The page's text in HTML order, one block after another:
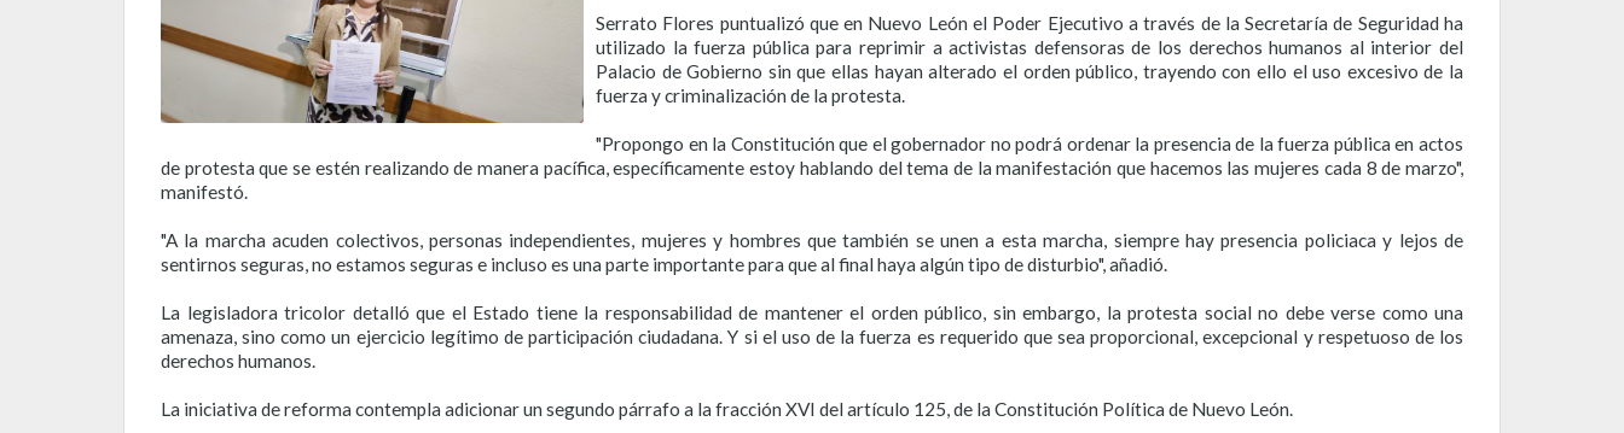
Serrato Flores puntualizó que en Nuevo León el Poder Ejecutivo a través de la Secretaría de Seguridad ha
utilizado la fuerza pública para reprimir a activistas defensoras de los derechos humanos al interior del
Palacio de Gobierno sin que ellas hayan alterado el orden público, trayendo con ello el uso excesivo de la
fuerza y criminalización de la protesta.
"Propongo en la Constitución que el gobernador no podrá ordenar la presencia de la fuerza pública en actos
de protesta que se estén realizando de manera pacífica, específicamente estoy hablando del tema de la manifestación que hacemos las mujeres cada 8 de marzo",
manifestó.
"A la marcha acuden colectivos, personas independientes, mujeres y hombres que también se unen a esta marcha siempre hay presencia policiaca y lejos de
sentirnos seguras, no estamos seguras e incluso es una parte importante para que al final haya algún tipo de disturbio", añadió.
La legisladora tricolor detalló que el Estado tiene la responsabilidad de mantener el orden público, sin embargo, la protesta social no debe verse como una
amenaza, sino como un ejercicio legítimo de participación ciudadana. Y si el uso de la fuerza es requerido que sea proporcional, excepcional y respetuoso de los
derechos humanos.
La iniciativa de reforma contempla adicionar un segundo párrafo a la fracción XVI del artículo 125, de la Constitución Política de Nuevo León.